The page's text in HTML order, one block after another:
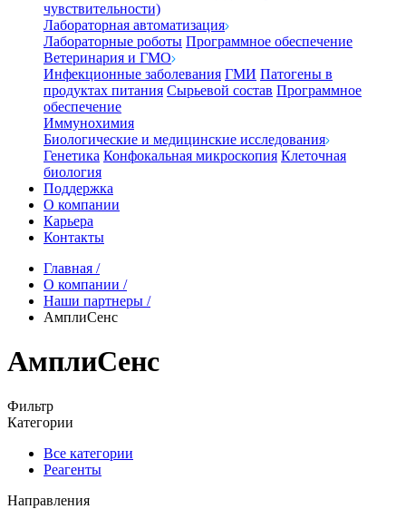
чувствительности)
Лабораторная автоматизация
Лабораторные роботы Программное обеспечение
Ветеринария и ГМО
Инфекционные заболевания ГМИ Патогены в
продуктах питания Сырьевой состав Программное
обеспечение
Иммунохимия
Биологические и медицинские исследования
Генетика Конфокальная микроскопия Клеточная
биология
Поддержка
О компании
Карьера
Контакты
Главная /
О компании /
Наши партнеры /
АмплиСенс
АмплиСенс
Фильтр
Категории
Все категории
Реагенты
Направления